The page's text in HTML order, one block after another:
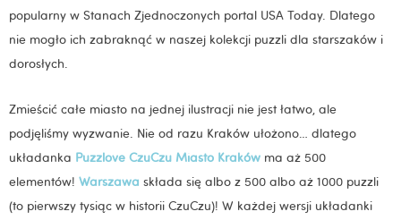
popularny w Stanach Zjednoczonych portal USA Today. Dlatego
nie mogło ich zabraknąć w naszej kolekcji puzzli dla starszaków i
dorosłych.
Zmieścić całe miasto na jednej ilustracji nie jest łatwo, ale
podjęliśmy wyzwanie. Nie od razu Kraków ułożono… dlatego
układanka Puzzlove CzuCzu Miasto Kraków ma aż 500
elementów! Warszawa składa się albo z 500 albo aż 1000 puzzli
(to pierwszy tysiąc w historii CzuCzu)! W każdej wersji układanki